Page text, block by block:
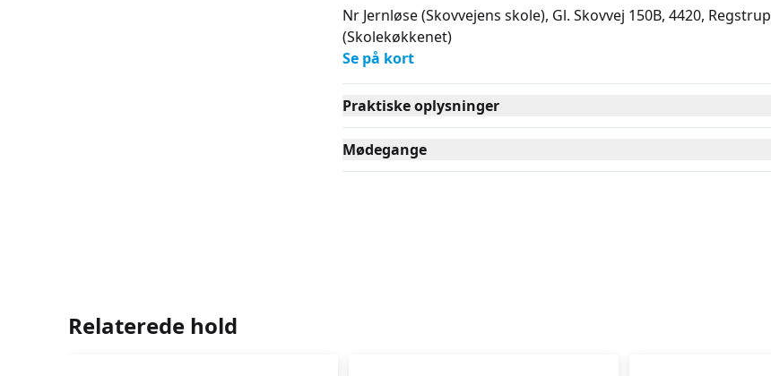
Nr Jernløse (Skovvejens skole), Gl. Skovvej 150B, 4420, Regstrup
(Skolekøkkenet)
Se på kort
Praktiske oplysninger
Mødegange
Relaterede hold